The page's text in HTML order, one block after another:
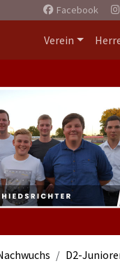
Facebook
Verein
D2-